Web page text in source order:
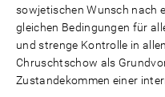
sowjetischen Wunsch nach
gleichen Bedingungen für
und strenge Kontrolle in
Chruschtschow als
Zustandekommen einer